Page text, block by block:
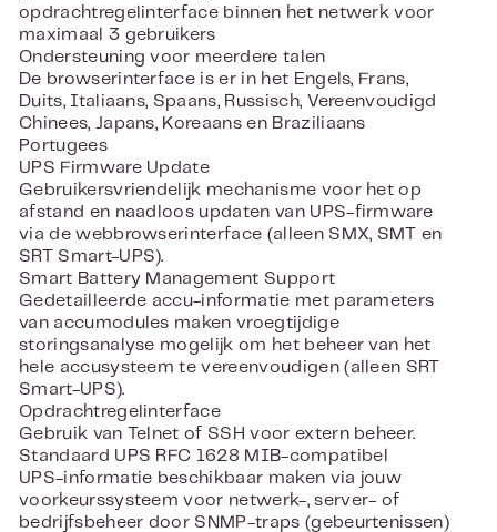
opdrachtregelinterface binnen het netwerk voor
maximaal 3 gebruikers
Ondersteuning voor meerdere talen
De browserinterface is er in het Engels, Frans,
Duits, Italiaans, Spaans, Russisch, Vereenvoudigd
Chinees, Japans, Koreaans en Braziliaans
Portugees
UPS Firmware Update
Gebruikersvriendelijk mechanisme voor het op
afstand en naadloos updaten van UPS-firmware
via de webbrowserinterface (alleen SMX, SMT en
SRT Smart-UPS).
Smart Battery Management Support
Gedetailleerde accu-informatie met parameters
van accumodules maken vroegtijdige
storingsanalyse mogelijk om het beheer van het
hele accusysteem te vereenvoudigen (alleen SRT
Smart-UPS).
Opdrachtregelinterface
Gebruik van Telnet of SSH voor extern beheer.
Standaard UPS RFC 1628 MIB-compatibel
UPS-informatie beschikbaar maken via jouw
voorkeurssysteem voor netwerk-, server- of
bedrijfsbeheer door SNMP-traps (gebeurtenissen)